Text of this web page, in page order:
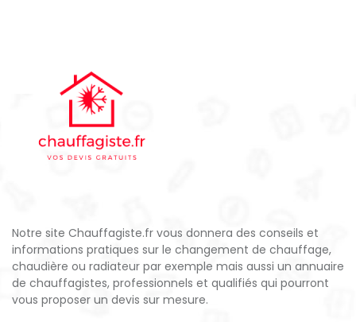
Notre site Chauffagiste.fr vous donnera des conseils et
informations pratiques sur le changement de chauffage,
chaudière ou radiateur par exemple mais aussi un annuaire
de chauffagistes, professionnels et qualifiés qui pourront
vous proposer un devis sur mesure.